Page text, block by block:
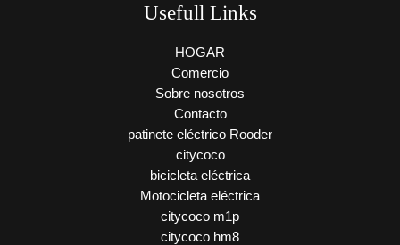
Usefull Links
HOGAR
Comercio
Sobre nosotros
Contacto
patinete eléctrico Rooder
citycoco
bicicleta eléctrica
Motocicleta eléctrica
citycoco m1p
citycoco hm8